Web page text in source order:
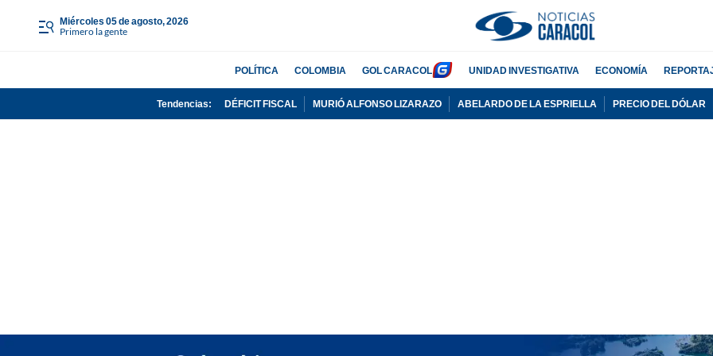
miércoles 05 de agosto, 2026
Primero la gente
POLÍTICA COLOMBIA GOL CARACOL UNIDAD INVESTIGATIVA ECONOMÍA
Tendencias: DÉFICIT FISCAL MURIÓ ALFONSO LIZARAZO ABELARDO DE LA ESPRIELLA PRECIO DEL DÓLAR